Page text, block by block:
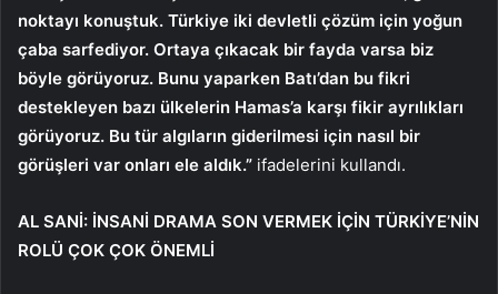
noktayı konuştuk. Türkiye iki devletli çözüm için yoğun
çaba sarfediyor. Ortaya çıkacak bir fayda varsa biz
böyle görüyoruz. Bunu yaparken Batı’dan bu fikri
destekleyen bazı ülkelerin Hamas’a karşı fikir ayrılıkları
görüyoruz. Bu tür algıların giderilmesi için nasıl bir
görüşleri var onları ele aldık.” ifadelerini kullandı.
AL SANİ: İNSANİ DRAMA SON VERMEK İÇİN TÜRKİYE’NİN
ROLÜ ÇOK ÇOK ÖNEMLİ